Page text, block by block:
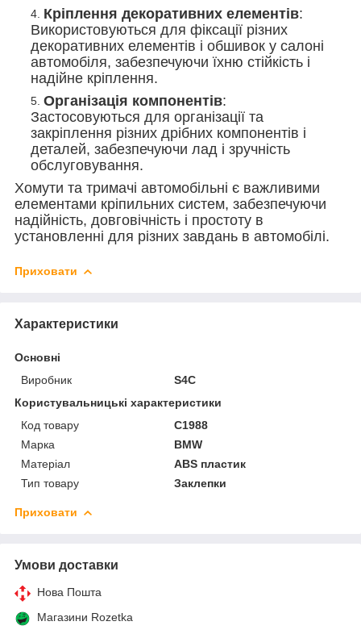
Кріплення декоративних елементів:
Використовуються для фіксації різних
декоративних елементів і обшивок у салоні
автомобіля, забезпечуючи їхню стійкість і
надійне кріплення.
Організація компонентів:
Застосовуються для організації та
закріплення різних дрібних компонентів і
деталей, забезпечуючи лад і зручність
обслуговування.
Хомути та тримачі автомобільні є важливими
елементами кріпильних систем, забезпечуючи
надійність, довговічність і простоту в
установленні для різних завдань в автомобілі.
Приховати
Характеристики
Основні
Виробник
S4C
Користувальницькі характеристики
Код товару
C1988
Марка
BMW
Матеріал
ABS пластик
Тип товару
Заклепки
Приховати
Умови доставки
Нова Пошта
Магазини Rozetka